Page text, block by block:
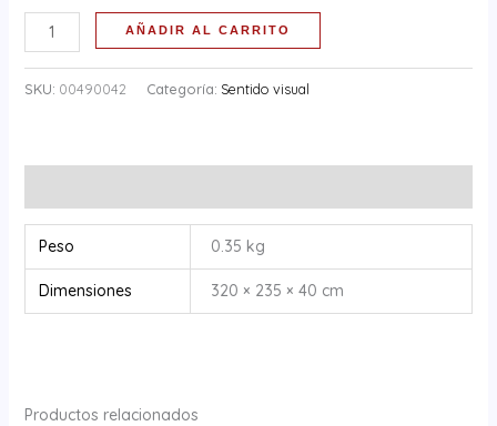
AÑADIR AL CARRITO
SKU: 00490042 Categoría: Sentido visual
Peso 0.35 kg
Dimensiones 320 × 235 × 40 cm
Productos relacionados